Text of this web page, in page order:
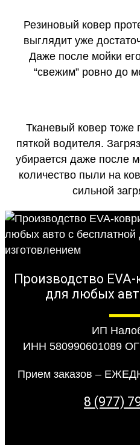
Резиновый ковер
выглядит уже
Даже после мойки
“свежим” ровно до
Тканевый ковер тоже
пяткой водителя.
убирается даже после
количество пыли на
сильной
Производство
для любых
ИП
ИНН 580990601089
Прием заказов –
8 (977)